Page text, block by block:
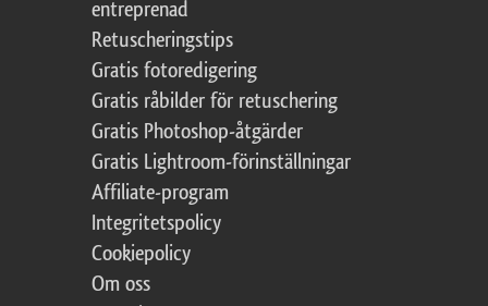
entreprenad
Retuscheringstips
Gratis fotoredigering
Gratis råbilder för retuschering
Gratis Photoshop-åtgärder
Gratis Lightroom-förinställningar
Affiliate-program
Integritetspolicy
Cookiepolicy
Om oss